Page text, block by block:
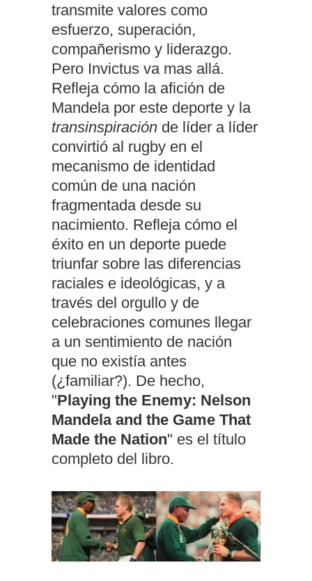
transmite valores como
esfuerzo, superación,
compañerismo y liderazgo.
Pero Invictus va mas allá.
Refleja cómo la afición de
Mandela por este deporte y la
transinspiración de líder a líder
convirtió al rugby en el
mecanismo de identidad
común de una nación
fragmentada desde su
nacimiento. Refleja cómo el
éxito en un deporte puede
triunfar sobre las diferencias
raciales e ideológicas, y a
través del orgullo y de
celebraciones comunes llegar
a un sentimiento de nación
que no existía antes
(¿familiar?). De hecho,
"Playing the Enemy: Nelson
Mandela and the Game That
Made the Nation" es el título
completo del libro.